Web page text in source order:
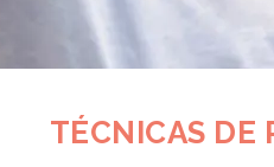
TÉCNICAS DE